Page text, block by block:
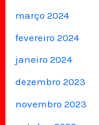
março 2024
fevereiro 2024
janeiro 2024
dezembro 2023
novembro 2023